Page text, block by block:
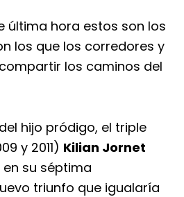
última hora estos son los
los que los corredores y
los caminos del
hijo pródigo, el triple
y 2011) Kilian Jornet
su séptima
triunfo que igualaría